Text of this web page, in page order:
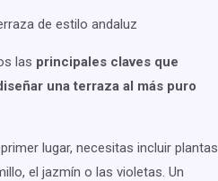
las principales claves que
una terraza al más puro
lugar, necesitas incluir plantas
el jazmín o las violetas. Un